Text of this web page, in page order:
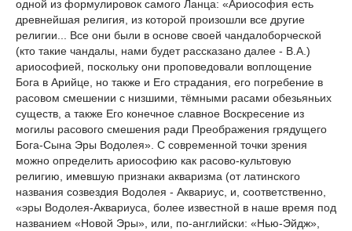
одной из формулировок самого Ланца: «Ариософия есть
древнейшая религия, из которой произошли все другие
религии... Все они были в основе своей чандалоборческой
(кто такие чандалы, нами будет рассказано далее - В.А.)
ариософией, поскольку они проповедовали воплощение
Бога в Арийце, но также и Его страдания, его погребение в
расовом смешении с низшими, тёмными расами обезьяньих
существ, а также Его конечное славное Воскресение из
могилы расового смешения ради Преображения грядущего
Бога-Сына Эры Водолея». С современной точки зрения
можно определить ариософию как расово-культовую
религию, имевшую признаки акваризма (от латинского
названия созвездия Водолея - Аквариус, и, соответственно,
«эры Водолея-Аквариуса, более известной в наше время под
названием «Новой Эры», или, по-английски: «Нью-Эйдж»,